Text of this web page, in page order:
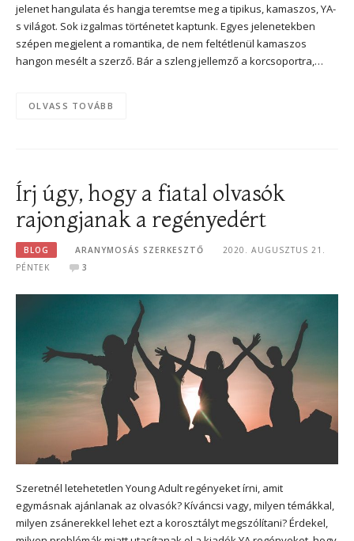
jelenet hangulata és hangja teremtse meg a tipikus, kamaszos, YA-
s világot. Sok izgalmas történetet kaptunk. Egyes jelenetekben
szépen megjelent a romantika, de nem feltétlenül kamaszos
hangon mesélt a szerző. Bár a szleng jellemző a korcsoportra,…
OLVASS TOVÁBB
Írj úgy, hogy a fiatal olvasók
rajongjanak a regényedért
BLOG ARANYMOSÁS SZERKESZTŐ
2020. AUGUSZTUS 21.
PÉNTEK
3
Szeretnél letehetetlen Young Adult regényeket írni, amit
egymásnak ajánlanak az olvasók? Kíváncsi vagy, milyen témákkal,
milyen zsánerekkel lehet ezt a korosztályt megszólítani? Érdekel,